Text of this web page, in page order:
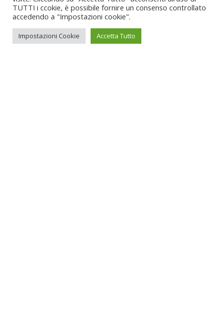
TUTTI i ccokie, è possibile fornire un consenso controllato
accedendo a "Impostazioni cookie".
Impostazioni Cookie Accetta Tutto